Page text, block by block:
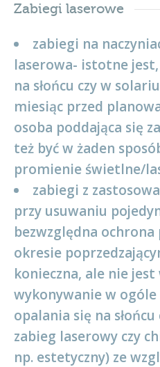
Zabiegi laserowe
zabiegi na
laserowa- istotne
na słońcu czy w
miesiąc przed
osoba poddająca się
też być w żaden
promienie świetlne/
zabiegi z
przy usuwaniu
bezwzględna ochrona
okresie
konieczna, ale nie jest
wykonywanie w
opalania się na
zabieg laserowy czy
np. estetyczny) ze